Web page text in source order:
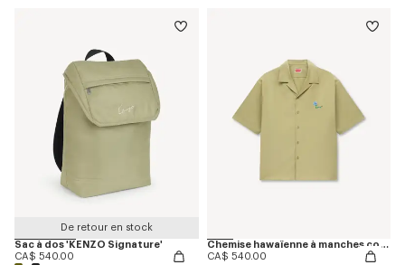
De retour en stock
Sac à dos 'KENZO Signature'
CA$ 540.00
Chemise hawaïenne à manches courtes 'KENZO Tulip' en popeline de coton
CA$ 540.00